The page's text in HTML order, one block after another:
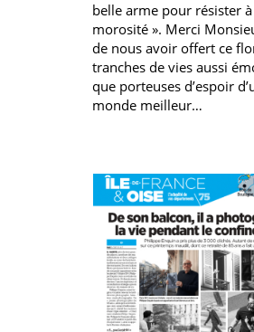
belle arme pour résister
morosité ». Merci
de nous avoir offert ce
tranches de vies aussi
que porteuses d’espoir
monde meilleur…